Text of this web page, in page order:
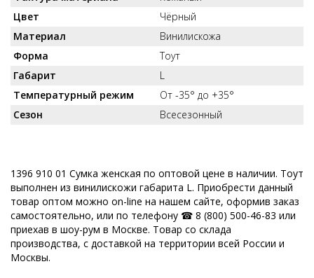
Цвет
Чёрный
Материал
Винилискожа
Форма
Тоут
Габарит
L
Температурный режим
От -35° до +35°
Сезон
Всесезонный
1396 910 01 Сумка женская по оптовой цене в наличии. Тоут
выполнен из винилискожи габарита L. Приобрести данный
товар оптом можно on-line на нашем сайте, оформив заказ
самостоятельно, или по телефону ☎ 8 (800) 500-46-83 или
приехав в шоу-рум в Москве. Товар со склада
производства, с доставкой на территории всей России и
Москвы.